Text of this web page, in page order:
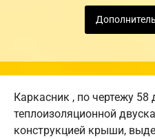
Каркасник , по чертежу
теплоизоляционной
конструкцией крыши,